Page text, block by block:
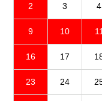
2 3 4
9 10 11
16 17
23 24